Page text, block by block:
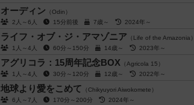
オーディン （Odin）
2人～6人
15分前後 7歳～ 2024年～
ライフ・オブ・ジ・アマゾニア （Life of the Amazonia）
1人～4人
60分～150分 14歳～ 2023年～
アグリコラ：15周年記念BOX （Agricola 15）
1人～4人
30分～120分 12歳～ 2022年～
地球より愛をこめて （Chikyuyori Aiwokomete）
6人～7人
170分～200分 2024年～